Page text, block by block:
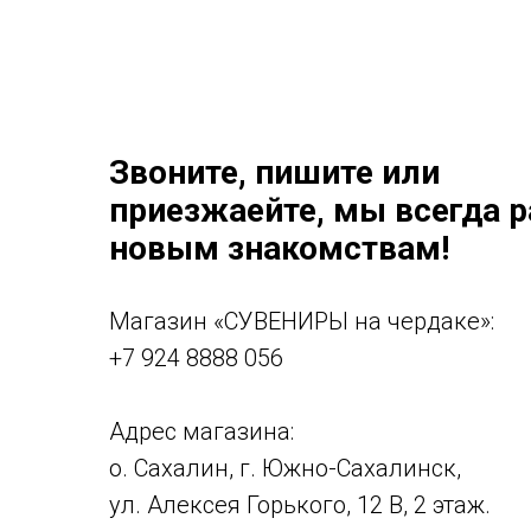
Звоните, пишите или
приезжаейте, мы всегда
новым знакомствам!
Магазин «СУВЕНИРЫ на чердаке»:
+7 924 8888 056
Адрес магазина:
о. Сахалин, г. Южно-Сахалинск,
ул. Алексея Горького, 12 В, 2 этаж.